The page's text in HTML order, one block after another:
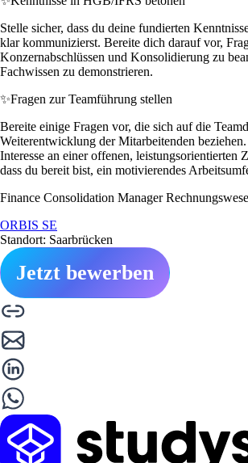
Stelle sicher, dass du deine fundierten
klar kommunizierst. Bereite dich darauf vor,
Konzernabschlüssen und Konsolidierung zu
Fachwissen zu demonstrieren.
✨Fragen zur Teamführung stellen
Bereite einige Fragen vor, die sich auf die
Weiterentwicklung der Mitarbeitenden
Interesse an einer offenen, leistungsorientierten
dass du bereit bist, ein motivierendes
Finance Consolidation Manager
ORBIS SE
Standort: Saarbrücken
Jetzt bewerben